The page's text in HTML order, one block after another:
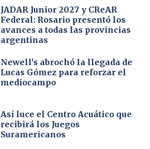
JADAR Junior 2027 y CReAR
Federal: Rosario presentó los
avances a todas las provincias
argentinas
Newell’s abrochó la llegada de
Lucas Gómez para reforzar el
mediocampo
Así luce el Centro Acuático que
recibirá los Juegos
Suramericanos